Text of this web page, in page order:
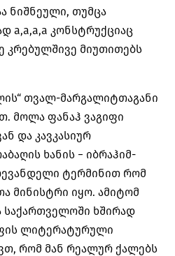
ნიშნეული, თუმცა
a,a,a,a კონსტრუქციაც
კრებულშივე მიუთითებს
თვალ-მარგალიტთაგანი
მოლა ფანაჰ ვაგიფი
და კავკასიურ
ხანის − იბრაჰიმ-
ტერმინით რომ
მინისტრი იყო. ამიტომ
საქართველოში ხშირად
ლიტერატურული
რომ მან რეალურ ქალებს